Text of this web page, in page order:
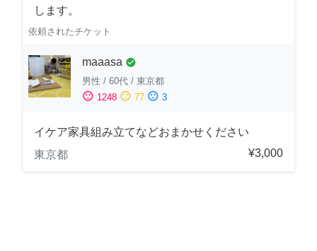
します。
依頼されたチケット
maaasa check_circle
男性 / 60代 / 東京都
sentiment_satisfied 1248 sentiment_neutral 77 sentiment_dissatisfied 3
イケア家具組み立てなどおまかせください
東京都
¥3,000